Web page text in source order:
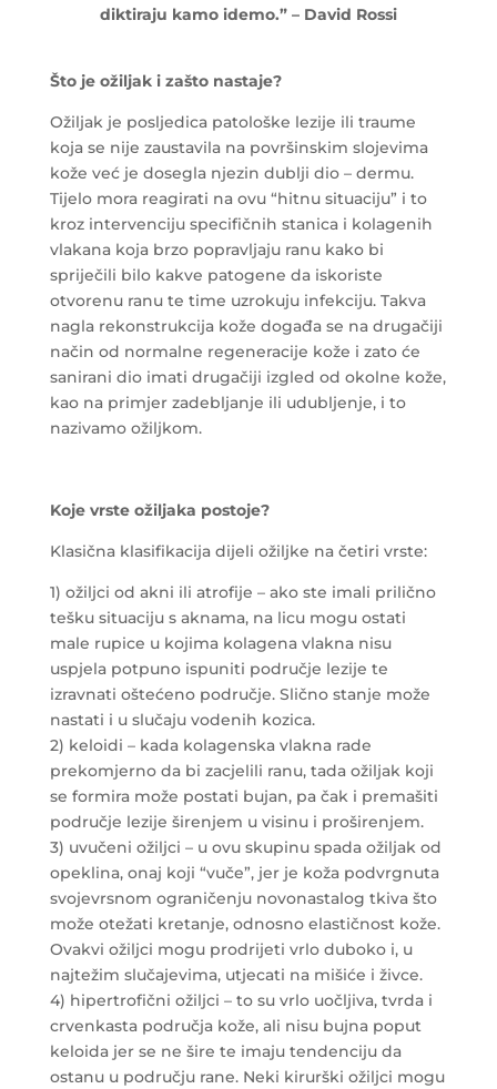
diktiraju kamo idemo.” – David Rossi
Što je ožiljak i zašto nastaje?
Ožiljak je posljedica patološke lezije ili traume
koja se nije zaustavila na površinskim slojevima
kože već je dosegla njezin dublji dio – dermu.
Tijelo mora reagirati na ovu “hitnu situaciju” i to
kroz intervenciju specifičnih stanica i kolagenih
vlakana koja brzo popravljaju ranu kako bi
spriječili bilo kakve patogene da iskoriste
otvorenu ranu te time uzrokuju infekciju. Takva
nagla rekonstrukcija kože događa se na drugačiji
način od normalne regeneracije kože i zato će
sanirani dio imati drugačiji izgled od okolne kože,
kao na primjer zadebljanje ili udubljenje, i to
nazivamo ožiljkom.
Koje vrste ožiljaka postoje?
Klasična klasifikacija dijeli ožiljke na četiri vrste:
1) ožiljci od akni ili atrofije – ako ste imali prilično
tešku situaciju s aknama, na licu mogu ostati
male rupice u kojima kolagena vlakna nisu
uspjela potpuno ispuniti područje lezije te
izravnati oštećeno područje. Slično stanje može
nastati i u slučaju vodenih kozica.
2) keloidi – kada kolagenska vlakna rade
prekomjerno da bi zacjelili ranu, tada ožiljak koji
se formira može postati bujan, pa čak i premašiti
područje lezije širenjem u visinu i proširenjem.
3) uvučeni ožiljci – u ovu skupinu spada ožiljak od
opeklina, onaj koji “vuče”, jer je koža podvrgnuta
svojevrsnom ograničenju novonastalog tkiva što
može otežati kretanje, odnosno elastičnost kože.
Ovakvi ožiljci mogu prodrijeti vrlo duboko i, u
najtežim slučajevima, utjecati na mišiće i živce.
4) hipertrofični ožiljci – to su vrlo uočljiva, tvrda i
crvenkasta područja kože, ali nisu bujna poput
keloida jer se ne šire te imaju tendenciju da
ostanu u području rane. Neki kirurški ožiljci mogu